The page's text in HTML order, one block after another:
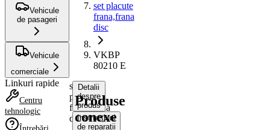
Vehicule
de pasageri
Vehicule
comerciale
Linkuri rapide
Centru
tehnologic
set placute
frana,frana
disc
VKBP
80210 E
set
placute
frana,frana
disc
Detalii
despre
produs
Instrucțiuni
de reparații
Produse
conexe